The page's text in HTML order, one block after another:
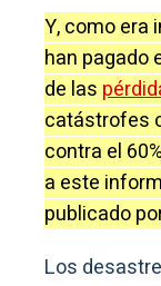
Y, como era
han pagado
de las
catástrofes
contra el
a este
publicado
Los